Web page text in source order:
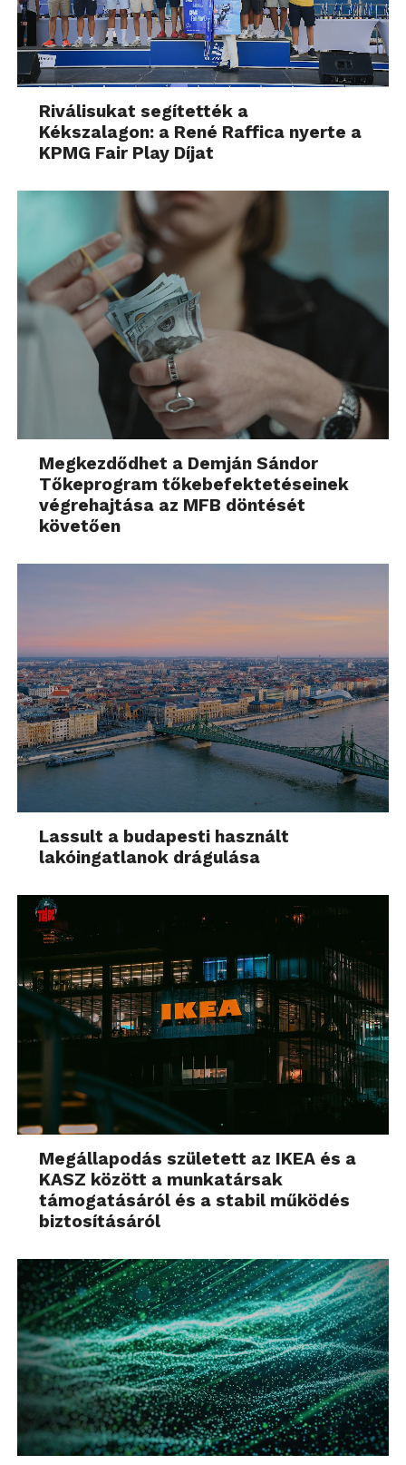
Riválisukat segítették a
Kékszalagon: a René Raffica nyerte a
KPMG Fair Play Díjat
Megkezdődhet a Demján Sándor
Tőkeprogram tőkebefektetéseinek
végrehajtása az MFB döntését
követően
Lassult a budapesti használt
lakóingatlanok drágulása
Megállapodás született az IKEA és a
KASZ között a munkatársak
támogatásáról és a stabil működés
biztosításáról